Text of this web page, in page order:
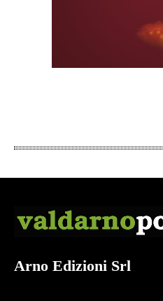
Arno Edizioni Srl